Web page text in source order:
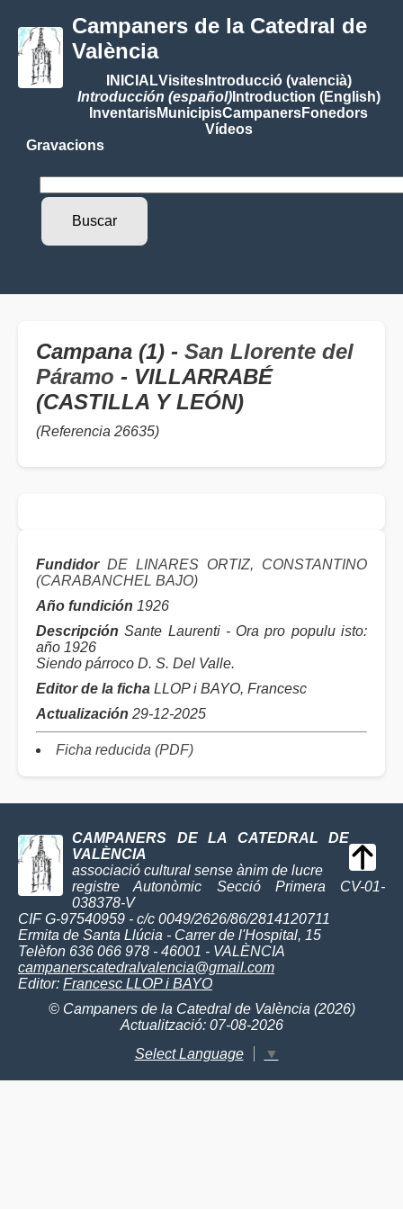
Campaners de la Catedral de
València
INICIALVisitesIntroducció (valencià)
Introducción (español)Introduction (English)
InventarisMunicipisCampanersFonedors
Vídeos
Gravacions
Campana (1) - San Llorente del
Páramo - VILLARRABÉ
(CASTILLA Y LEÓN)
(Referencia 26635)
Fundidor DE LINARES ORTIZ, CONSTANTINO
(CARABANCHEL BAJO)
Año fundición 1926
Descripción Sante Laurenti - Ora pro populu isto:
año 1926
Siendo párroco D. S. Del Valle.
Editor de la ficha LLOP i BAYO, Francesc
Actualización 29-12-2025
Ficha reducida (PDF)
CAMPANERS DE LA CATEDRAL DE
VALÈNCIA
associació cultural sense ànim de lucre
registre Autonòmic Secció Primera CV-01-
038378-V
CIF G-97540959 - c/c 0049/2626/86/2814120711
Ermita de Santa Llúcia - Carrer de l'Hospital, 15
Telèfon 636 066 978 - 46001 - VALÈNCIA
campanerscatedralvalencia@gmail.com
Editor: Francesc LLOP i BAYO
© Campaners de la Catedral de València (2026)
Actualització: 07-08-2026
Select Language
▼